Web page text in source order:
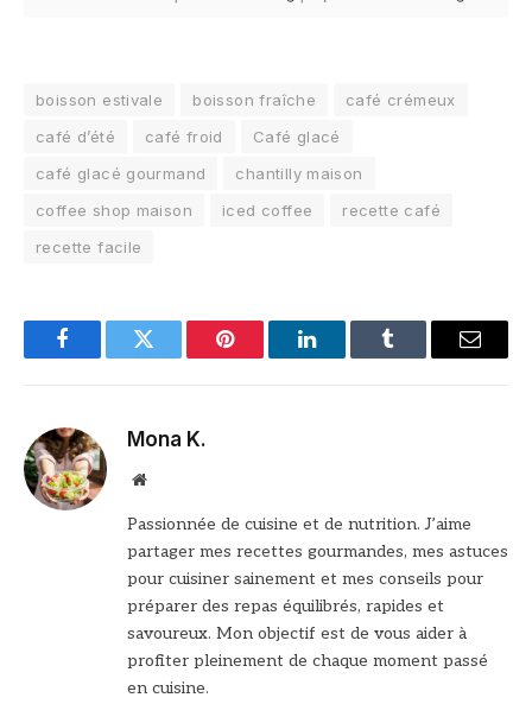
boisson estivale boisson fraîche
café crémeux
café d’été
café froid
Café glacé
café glacé gourmand
chantilly maison
coffee shop maison
iced coffee
recette café
recette facile
FacebookTwitter Pinterest LinkedInTumblr Email
Mona K.
Site
Passionnée de cuisine et de nutrition. J’aime
partager mes recettes gourmandes, mes astuces
pour cuisiner sainement et mes conseils pour
préparer des repas équilibrés, rapides et
savoureux. Mon objectif est de vous aider à
profiter pleinement de chaque moment passé
en cuisine.